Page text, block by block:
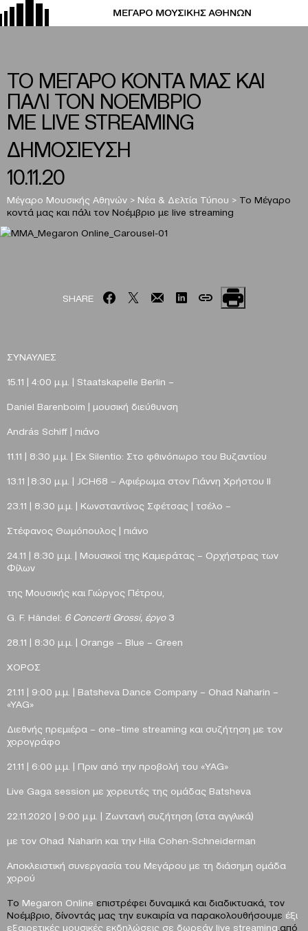
ΤΟ ΜΕΓΑΡΟ ΚΟΝΤΑ ΜΑΣ ΚΑΙ
ΠΑΛΙ ΤΟΝ ΝΟΕΜΒΡΙΟ
ΜΕ LIVE STREAMING
ΔΗΜΟΣΙΕΥΣΗ
10.11.20
Μέγαρο Μουσικής Αθηνών > Νέα & Δελτία Τύπου > Το Μέγαρο
κοντά μας και πάλι τον Νοέμβριο με live streaming
SHARE
ΣΥΝΑΥΛΙΕΣ
15.11 | 4:00 μ.μ. | Staatskapelle Berlin –
Daniel Barenboim | μουσική διεύθυνση
András Schiff | πιάνο
11.11 | 8:30 μ.μ. | Ex Silentio: Στο φθινόπωρο του Βυζαντίου
13.11 | 8:30 μ.μ. | JCH68 – Αφιέρωμα στον Γιάννη Χρήστου II
23.11 | 8:30 μ.μ. | Κωνσταντίνος Σφέτσας | τσέλο –
Στέφανος Θωμόπουλος | πιάνο
24.11 | 8:30 μ.μ. | Μουσικοί της Καμεράτας – Ορχήστρας των
Φίλων
της Μουσικής και Γιώργος Πέτρου,
G. F. Händel: 6 Concerti Grossi, έργο3
28.11 | 8:30 μ μ . | Orange – Blue – Green
XOΡΟΣ
21.11 | 9:00 μ μ . | Βatsheva Dance Company – Ohad Naharin –
«YAG»
Διεθνής πρεμιέρα – one–time streaming και συζήτηση με τον
χορογράφο
21.11 | 6:00 μ.μ. | Πριν από την προβολή του «YAG»
Live Gaga session με χορευτές της ομάδας Batsheva
22.11.2020 | 9:00 μ.μ. | Ζωντανή συζήτηση (στα αγγλικά)
με τον Ohad Naharin και την Hila Cohen-Schneiderman
Αποκλειστική συνεργασία του Μεγάρου με τη διάσημη ομάδα
χορού
Το Μegaron Online επιστρέφει δυναμικά και διαδικτυακά, τον
Νοέμβριο, δίνοντάς μας την ευκαιρία να παρακολουθήσουμε έξι
εξαιρετικές μουσικές εκδηλώσεις σε δωρεάν live streaming ,από